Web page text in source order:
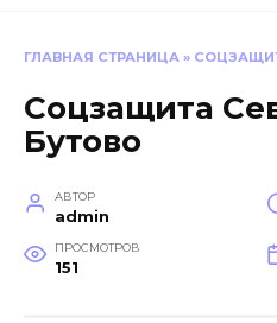
ГЛАВНАЯ СТРАНИЦА »
Соцзащита
Бутово
АВТОР
admin
ПРОСМОТРОВ
151